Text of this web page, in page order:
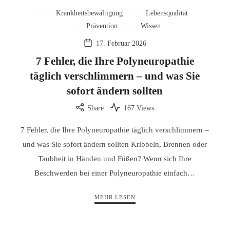
Krankheitsbewältigung
Lebensqualität
Prävention
Wissen
17. Februar 2026
7 Fehler, die Ihre Polyneuropathie
täglich verschlimmern – und was Sie
sofort ändern sollten
Share 167 Views
7 Fehler, die Ihre Polyneuropathie täglich verschlimmern –
und was Sie sofort ändern sollten Kribbeln, Brennen oder
Taubheit in Händen und Füßen? Wenn sich Ihre
Beschwerden bei einer Polyneuropathie einfach…
MEHR LESEN